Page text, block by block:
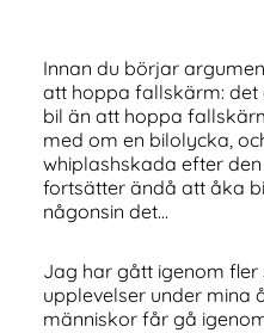
Innan du börjar
att hoppa fallskärm: det
bil än att hoppa
med om en bilolycka,
whiplashskada efter
fortsätter ändå att åka
någonsin det…
Jag har gått igenom
upplevelser under mina
människor får gå